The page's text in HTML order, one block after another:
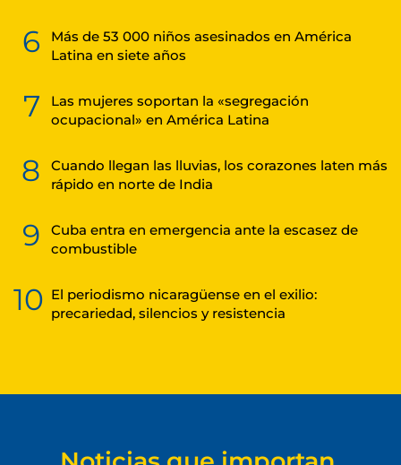
6
Más de 53 000 niños asesinados en América
Latina en siete años
7
Las mujeres soportan la «segregación
ocupacional» en América Latina
8
Cuando llegan las lluvias, los corazones laten más
rápido en norte de India
9
Cuba entra en emergencia ante la escasez de
combustible
10 El periodismo nicaragüense en el exilio:
precariedad, silencios y resistencia